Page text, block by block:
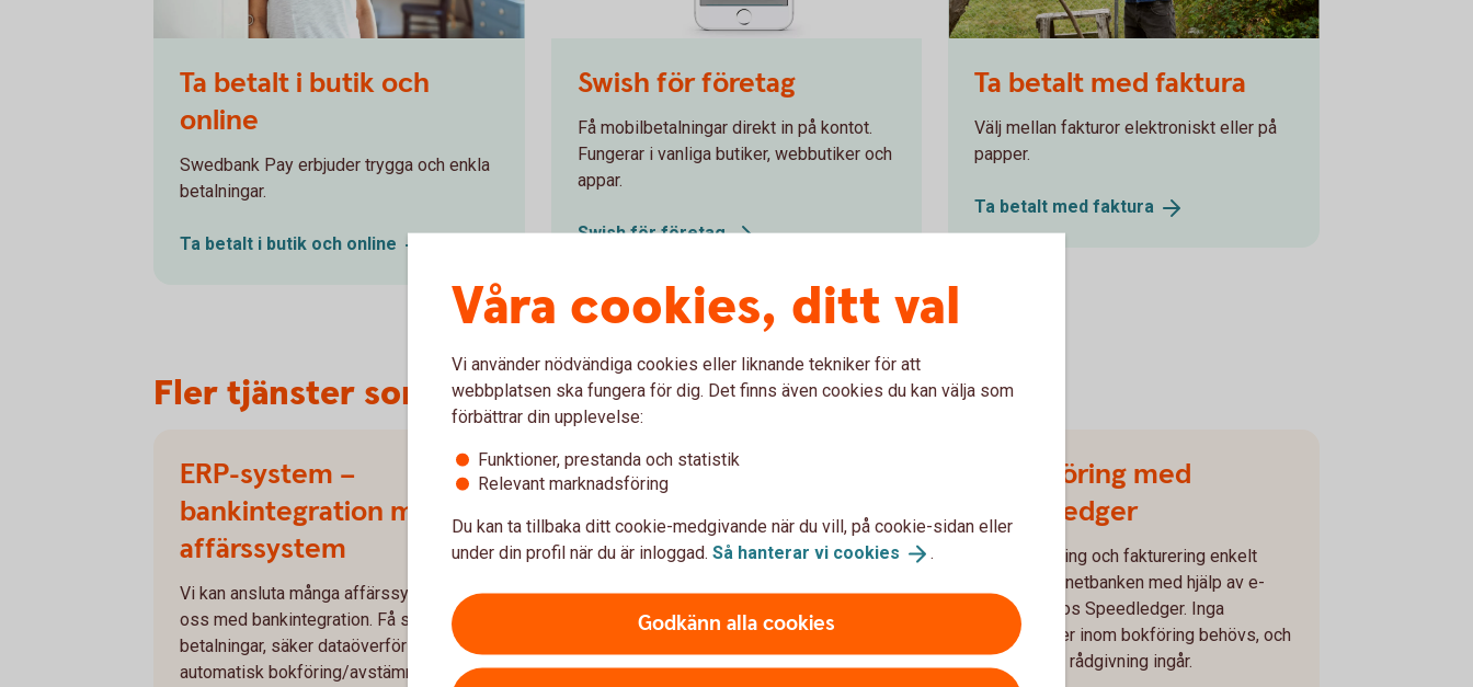
against wall
Ta betalt i butik och
online
Swedbank Pay erbjuder trygga och enkla
betalningar.
Ta betalt i butik och online
Swish för företag
Få mobilbetalningar direkt in på kontot.
Fungerar i vanliga butiker, webbutiker och
appar.
Swish förföretag
background
Ta betalt med faktura
Välj mellan fakturor elektroniskt eller på
papper.
Ta betalt medfaktura
Fler tjänster som förenklar för företaget
ERP-system –
bankintegration med
affärssystem
Vi kan ansluta många affärssystem till
oss med bankintegration. Få smidiga
betalningar, säker dataöverföring och
automatisk bokföring/avstämning med
Få hjälp av
inkassobolaget Lowell
om ni inte får betalt i tid
Som kund hos oss har ert företag ett
fördelaktigt upplägg och pris hos
specialkunskap och erfarenhet av att
e-bokföring med
Speedledger
Sköt bokföring och fakturering enkelt
direkt i internetbanken med hjälp av e-
bokföring hos Speedledger. Inga
förkunskaper inom bokföring behövs, och
support och rådgivning ingår.
Våra cookies, ditt val
Vi använder nödvändiga cookies eller liknande tekniker för att
webbplatsen ska fungera för dig. Det finns även cookies du kan välja som
förbättrar din upplevelse:
Funktioner, prestanda och statistik
Relevant marknadsföring
Du kan ta tillbaka ditt cookie-medgivande när du vill, på cookie-sidan eller
under din profil när du är inloggad. Så hanterar vi cookies .
Godkänn alla cookies